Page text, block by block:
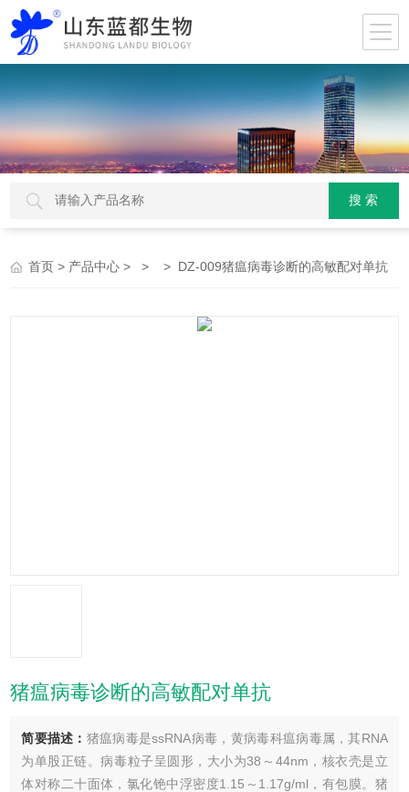
首页 > 产品中心 > > > DZ-009猪瘟病毒诊断的高敏配对单抗
猪瘟病毒诊断的高敏配对单抗
简要描述： 猪瘟病毒是ssRNA病毒，黄病毒科瘟病毒属，其RNA
为单股正链。病毒粒子呈圆形，大小为38～44nm，核衣壳是立
体对称二十面体，氯化铯中浮密度1.15～1.17g/ml，有包膜。猪